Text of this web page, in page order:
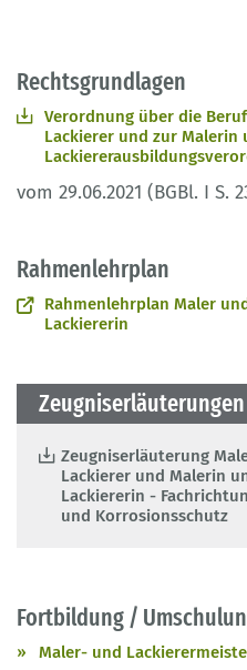
Rechtsgrundlagen
Verordnung über die
Lackierer und zur Malerin
vom 29.06.2021 (BGBl. I S.
Rahmenlehrplan
Rahmenlehrplan Maler
Lackiererin
Zeugniserläuterungen
Zeugniserläuterung
Lackierer und Malerin
Lackiererin -
und Korrosionsschutz
Fortbildung /
Maler- und